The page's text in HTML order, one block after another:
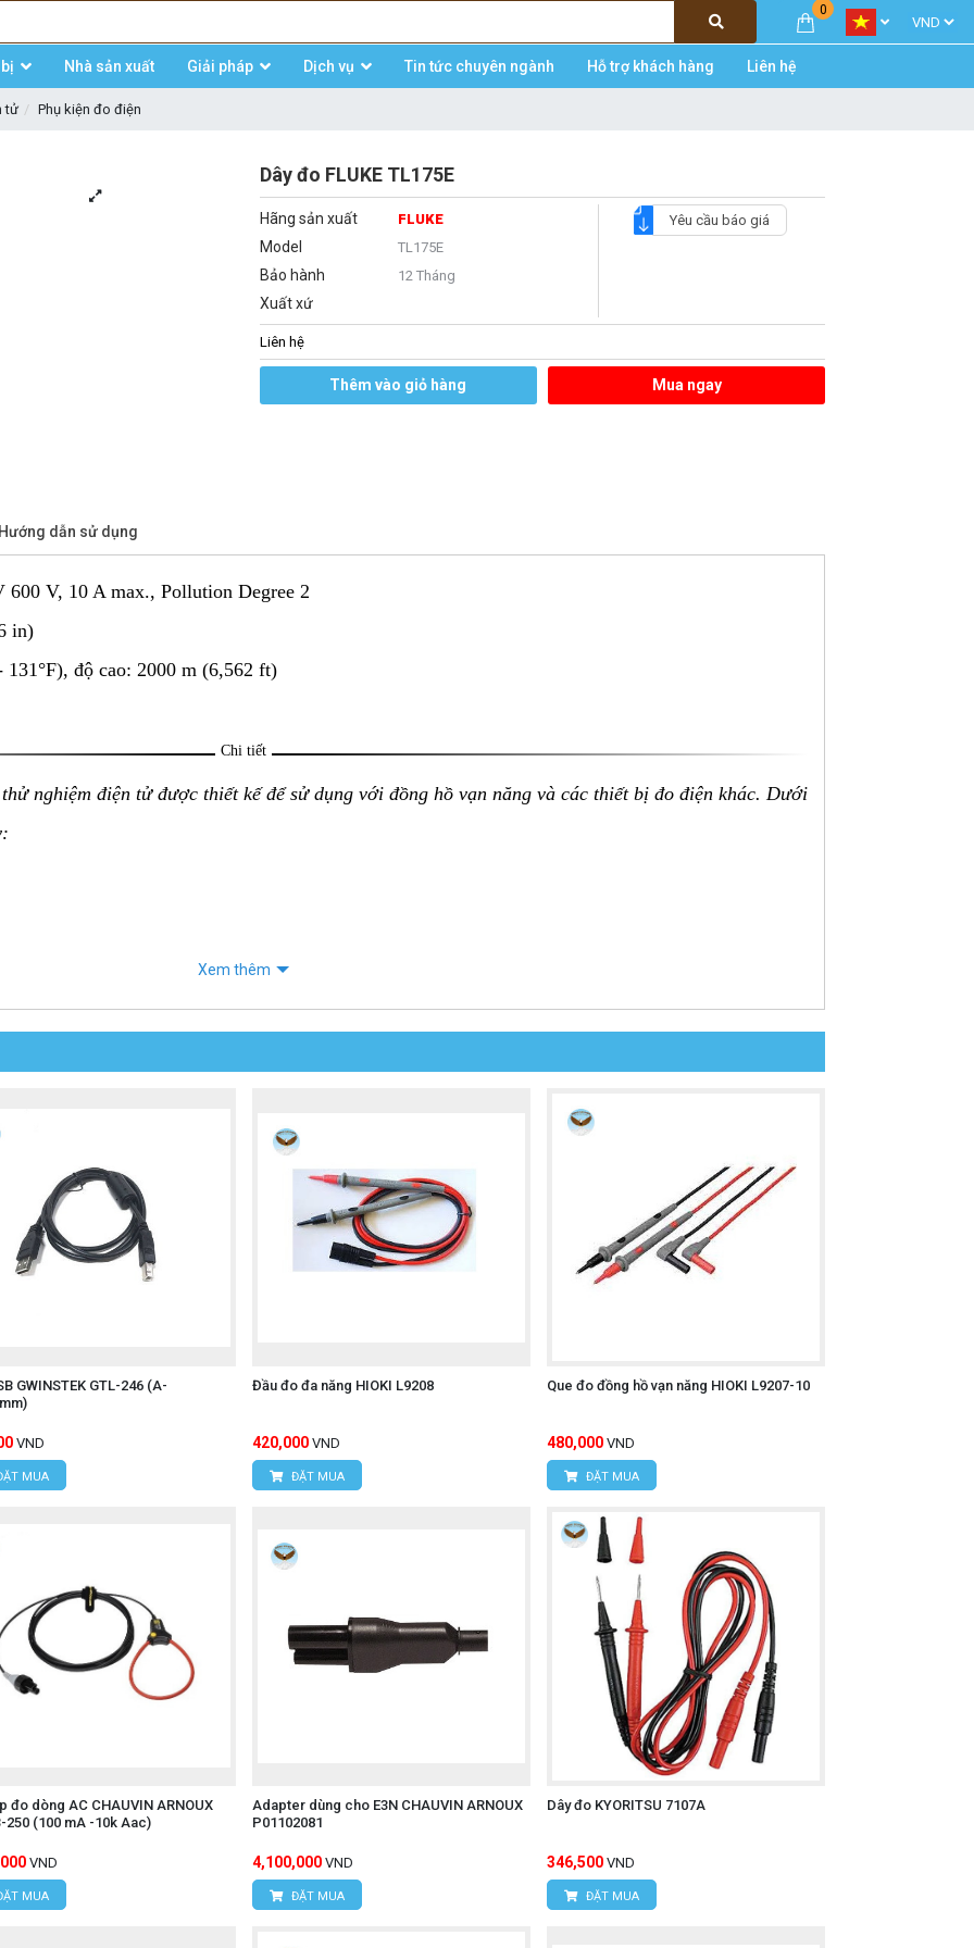
0
Nhà sản xuất Giải pháp Dịch vụ Tin tức chuyên ngành Hỗ trợ khách hàng Liên hệ
tử Phụ kiện đo điện
Dây đo FLUKE TL175E
Hãng sản xuất FLUKE
Model TL175E
Bảo hành 12 Tháng
Xuất xứ
Yêu cầu báo giá
Liên hệ
Thêm vào giỏ hàng Mua ngay
dẫn sử dụng
V, 10 A max., Pollution Degree 2
in)
độ cao: 2000 m (6,562 ft)
Chi tiết
nghiệm điện tử được thiết kế để sử dụng với đồng hồ vạn năng và các thiết bị đo điện khác. Dưới
cường an toàn khi sử dụng.
cấp, có khả năng chịu nhiệt và lạnh tốt, đồng thời rất linh hoạt.
dùng dễ dàng cầm nắm và thao tác.
30.000 lần uốn mà không bị hỏng.
việc khắc nghiệt.
vạn năng và thiết bị đo điện khác của Fluke.
đo đa năng.
UNI-T UT306S
an toàn và chính xác.
NGHỆ HÙNG NGUYÊN
Đỉnh, Q.Bắc Từ Liêm, TP.Hà Nội.
Xem thêm
GWINSTEK GTL-246 (A-
VND
MUA
Đầu đo đa năng HIOKI L9208
420,000 VND
ĐẶT MUA
Que đo đồng hồ vạn năng HIOKI L9207-10
480,000 VND
ĐẶT MUA
đo dòng AC CHAUVIN ARNOUX
250 (100 mA -10k Aac)
VND
MUA
Adapter dùng cho E3N CHAUVIN ARNOUX
P01102081
4,100,000 VND
ĐẶT MUA
Dây đo KYORITSU 7107A
346,500 VND
ĐẶT MUA